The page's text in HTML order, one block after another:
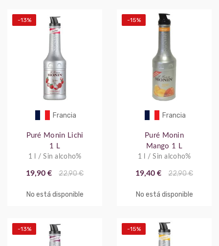
Francia
-13%
Puré Monin Lichi
1 L
1 l / Sin alcoho%
19,90 € 22,90 €
No está disponible
Francia
-15%
Puré Monin
Mango 1 L
1 l / Sin alcoho%
19,40 € 22,90 €
No está disponible
-13% -15%